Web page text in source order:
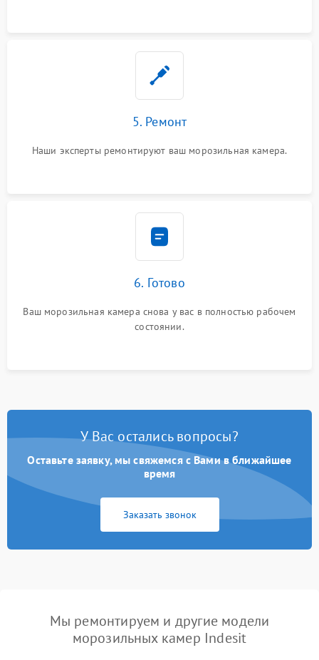
5. Ремонт
Наши эксперты ремонтируют ваш морозильная камера.
6. Готово
Ваш морозильная камера снова у вас в полностью рабочем
состоянии.
У Вас остались вопросы?
Оставьте заявку, мы свяжемся с Вами в ближайшее
время
Заказать звонок
Мы ремонтируем и другие модели
морозильных камер Indesit